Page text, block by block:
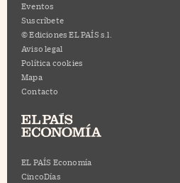
Eventos
Suscríbete
© Ediciones EL PAÍS s.l.
Aviso legal
Política cookies
Mapa
Contacto
EL PAÍS Economía
CincoDías